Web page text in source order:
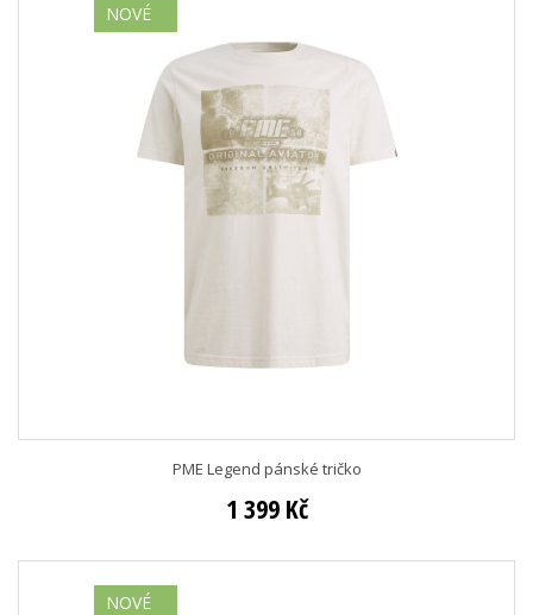
NOVÉ
PME Legend pánské tričko
1 399 Kč
NOVÉ